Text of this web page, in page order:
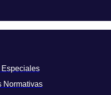
Especiales
Normativas